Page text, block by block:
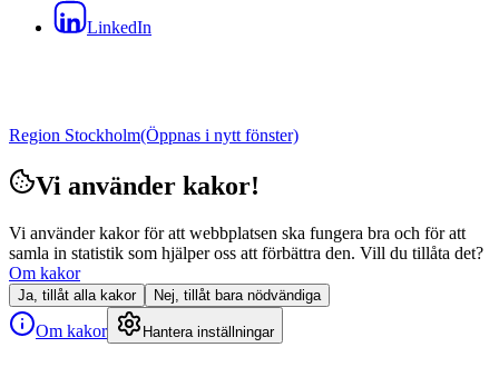
LinkedIn
Region Stockholm(Öppnas i nytt fönster)
Vi använder kakor!
Vi använder kakor för att webbplatsen ska fungera bra och för att
samla in statistik som hjälper oss att förbättra den. Vill du tillåta det?
Om kakor
Ja, tillåt alla kakor Nej, tillåt bara nödvändiga
Om kakor Hantera inställningar